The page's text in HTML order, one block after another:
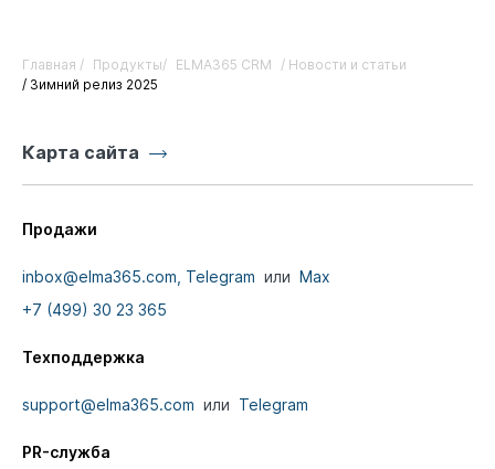
Главная / Продукты/ ELMA365 CRM
/ Новости и статьи
/ Зимний релиз 2025
Карта сайта
Продажи
inbox@elma365.com, Telegram или Max
+7 (499) 30 23 365
Техподдержка
support@elma365.com или Telegram
PR-служба